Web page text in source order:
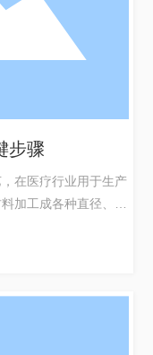
住机遇快速开发出新
，针管企业可以加大
步骤
在医疗行业用于生产
加工成各种直径、厚
的注射器和血袋等设
进行冷拔、拉伸和锻
处理、检测等。2温